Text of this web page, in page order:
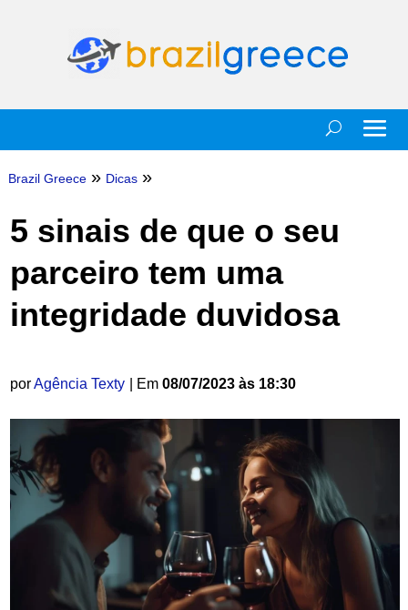
Brazil Greece » Dicas »
5 sinais de que o seu
parceiro tem uma
integridade duvidosa
porAgência Texty | Em 08/07/2023 às 18:30